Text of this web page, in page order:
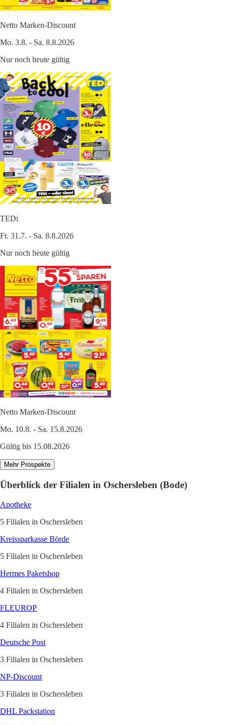
Netto Marken-Discount
Mo. 3.8. - Sa. 8.8.2026
Nur noch heute gültig
TEDi
Fr. 31.7. - Sa. 8.8.2026
Nur noch heute gültig
Netto Marken-Discount
Mo. 10.8. - Sa. 15.8.2026
Gültig bis 15.08.2026
Mehr Prospekte
Überblick der Filialen in Oschersleben (Bode)
Apotheke
5 Filialen in Oschersleben
Kreissparkasse Börde
5 Filialen in Oschersleben
Hermes Paketshop
4 Filialen in Oschersleben
FLEUROP
4 Filialen in Oschersleben
Deutsche Post
3 Filialen in Oschersleben
NP-Discount
3 Filialen in Oschersleben
DHL Packstation